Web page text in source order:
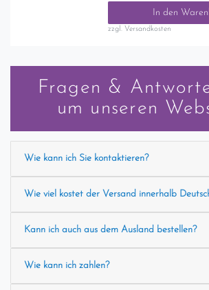
In den
zzgl. Versandkosten
Fragen &
um unseren
Wie kann ich Sie kontaktieren?
Wie viel kostet der Versand innerhalb
Kann ich auch aus dem Ausland bestellen?
Wie kann ich zahlen?